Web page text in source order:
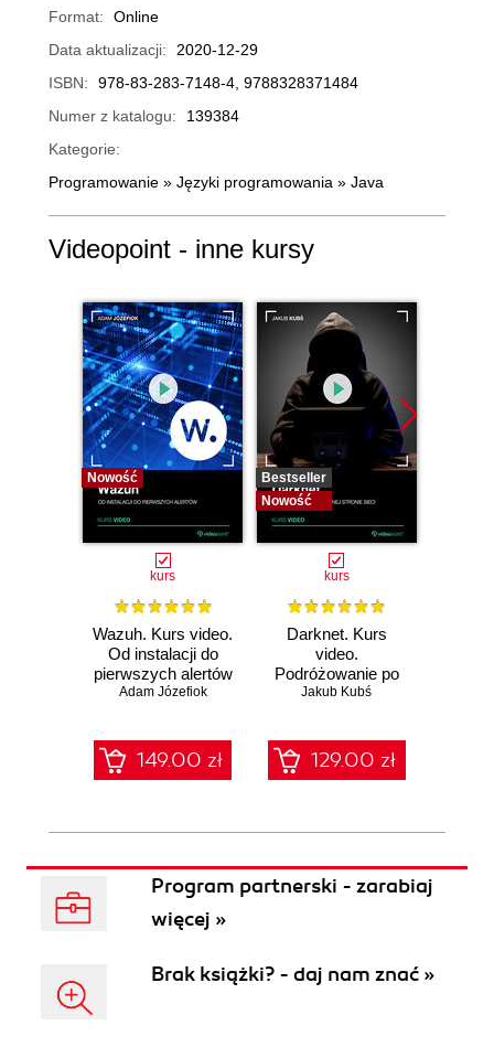
Format:
Online
Data aktualizacji:
2020-12-29
ISBN:
978-83-283-7148-4, 9788328371484
Numer z katalogu:
139384
Kategorie:
Programowanie » Języki programowania » Java
Videopoint - inne kursy
Nowość
kurs
Wazuh. Kurs video.
Od instalacji do
pierwszych alertów
Adam Józefiok
149.00 zł
Bestseller
Nowość
kurs
Darknet. Kurs
video.
Podróżowanie po
ciemnej stronie
Jakub Kubś
129.00 zł
Program partnerski - zarabiaj
więcej »
Brak książki? - daj nam znać »